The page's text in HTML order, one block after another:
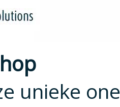
unieke